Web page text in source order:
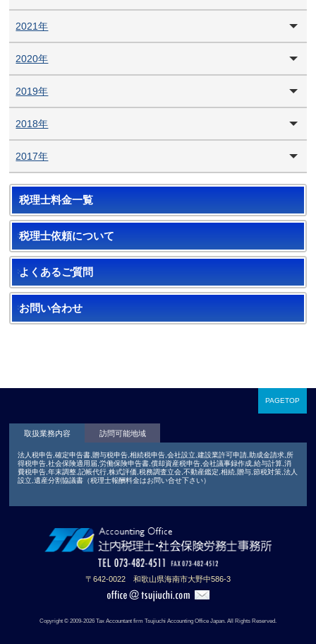
2021年
2020年
2019年
2018年
2017年
税理士料金一覧
税理士依頼について
よくあるご質問
お問い合わせ
PAGETOP
取扱業務内容 訪問可能地域
法人税申告,確定申告書,贈与税申告,相続税申告,会社設立,建設業許可申請,助成金請求,所
得税申告,社会保険適用届,労働保険申告書,償却資産税申告,会社議事録作成,給与計算,消
費税申告,年末調整,記帳代行,株式評価,税務調査立会,不動産鑑定,相続,贈与,節税対策,法人
設立,遺産分割協議書（税理士報酬料金はお問い合せ下さい）
〒642-0022 和歌山県海南市大野中586-3
Copyright © 2009-2026 Tax Accountant firm Tsujiuchi Accounting Office Japan. All Rights Reserved.